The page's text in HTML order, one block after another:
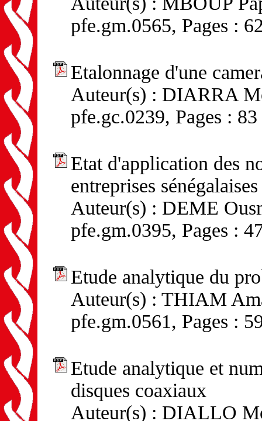
pfe.gm.0565, Pages :
Etalonnage d'une
Auteur(s) : DIARRA
pfe.gc.0239, Pages : 83
Etat d'application des
entreprises sénégalaises
Auteur(s) : DEME
pfe.gm.0395, Pages :
Etude analytique du
Auteur(s) : THIAM
pfe.gm.0561, Pages :
Etude analytique et
disques coaxiaux
Auteur(s) : DIALLO